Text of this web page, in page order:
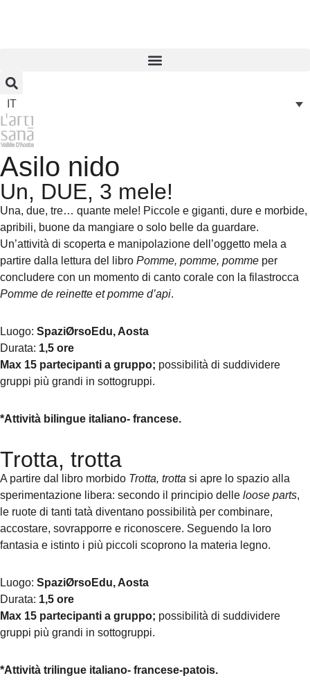
IT
Asilo nido
Un, DUE, 3 mele!
Una, due, tre… quante mele! Piccole e giganti, dure e morbide,
apribili, buone da mangiare o solo belle da guardare.
Un’attività di scoperta e manipolazione dell’oggetto mela a
partire dalla lettura del libro Pomme, pomme, pomme per
concludere con un momento di canto corale con la filastrocca
Pomme de reinette et pomme d’api.
Luogo: SpaziØrsoEdu, Aosta
Durata: 1,5 ore
Max 15 partecipanti a gruppo; possibilità di suddividere
gruppi più grandi in sottogruppi.
*Attività bilingue italiano- francese.
Trotta, trotta
A partire dal libro morbido Trotta, trotta si apre lo spazio alla
sperimentazione libera: secondo il principio delle loose parts,
le ruote di tanti tatà diventano possibilità per combinare,
accostare, sovrapporre e riconoscere. Seguendo la loro
fantasia e istinto i più piccoli scoprono la materia legno.
Luogo: SpaziØrsoEdu, Aosta
Durata: 1,5 ore
Max 15 partecipanti a gruppo; possibilità di suddividere
gruppi più grandi in sottogruppi.
*Attività trilingue italiano- francese-patois.